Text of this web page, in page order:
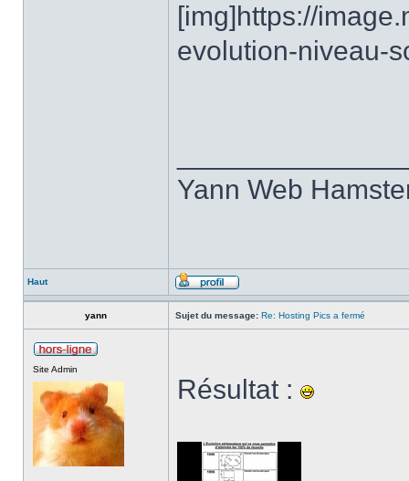
[img]https://
evolution-niveau-
Yann Web
Haut
yann Sujet du message: Re: Hosting Pics a fermé
Site Admin
Résultat :